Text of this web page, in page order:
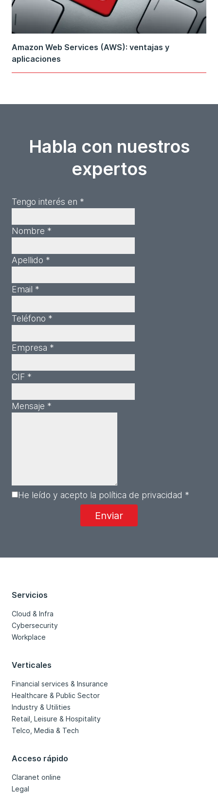
Amazon Web Services (AWS): ventajas y
aplicaciones
Habla con nuestros
expertos
Tengo interés en *
Nombre *
Apellido *
Email *
Teléfono *
Empresa *
CIF *
Mensaje *
He leído y acepto la política de privacidad *
Servicios
Cloud & Infra
Cybersecurity
Workplace
Verticales
Financial services & Insurance
Healthcare & Public Sector
Industry & Utilities
Retail, Leisure & Hospitality
Telco, Media & Tech
Acceso rápido
Claranet online
Legal